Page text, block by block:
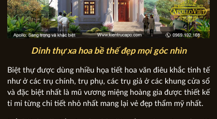
Dinh thự xa hoa bề thế đẹp mọi góc nhìn
Biệt thự được dùng nhiều họa tiết hoa văn điêu khắc tinh tế
như ở các trụ chính, trụ phụ, các trụ giả ở các khung cửa sổ
và đặc biệt nhất là mũ vương miệng hoàng gia được thiết kế
tỉ mỉ từng chi tiết nhỏ nhất mang lại vẻ đẹp thẩm mỹ nhất.